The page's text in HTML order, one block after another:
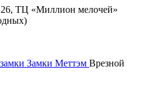
ТЦ «Миллион мелочей»
Замки Меттэм Врезной